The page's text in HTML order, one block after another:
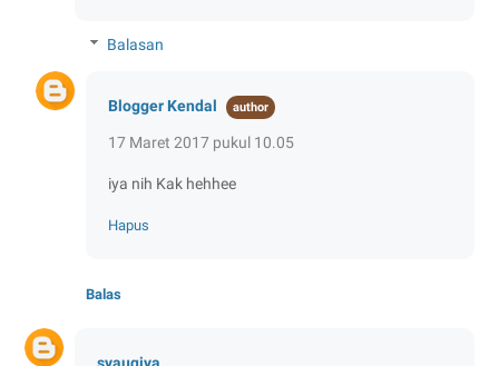
Balasan
Blogger Kendal
17 Maret 2017 pukul 10.05
iya nih Kak hehhee
Hapus
Balas
syauqiya